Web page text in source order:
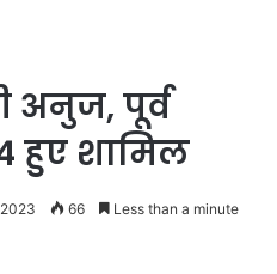
अनुज, पूर्व
हुए शामिल
66 Less than a minute